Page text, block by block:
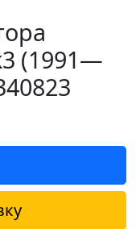
(1991—